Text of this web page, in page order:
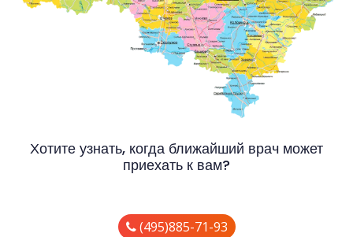
Хотите узнать, когда ближайший врач может
приехать к вам?
(495)885-71-93